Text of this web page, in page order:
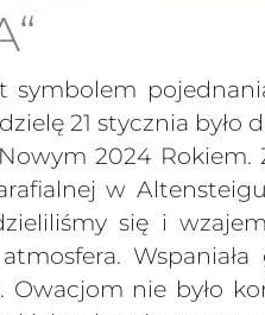
symbolem
21 stycznia
2024
w
się i
nie było